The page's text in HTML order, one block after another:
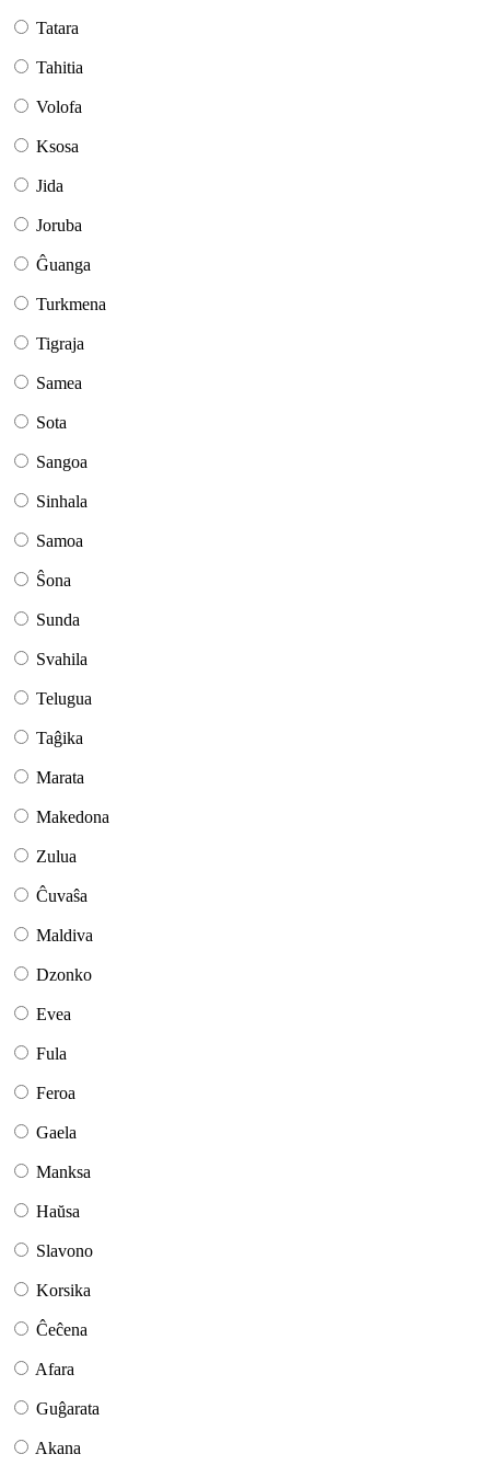
Tatara
Tahitia
Volofa
Ksosa
Jida
Joruba
Ĝuanga
Turkmena
Tigraja
Samea
Sota
Sangoa
Sinhala
Samoa
Ŝona
Sunda
Svahila
Telugua
Taĝika
Marata
Makedona
Zulua
Ĉuvaŝa
Maldiva
Dzonko
Evea
Fula
Feroa
Gaela
Manksa
Haŭsa
Slavono
Korsika
Ĉeĉena
Afara
Guĝarata
Akana